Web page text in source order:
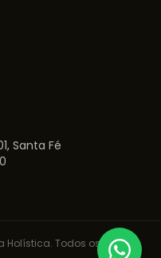
, Santa Fé
Holística. Todos os direitos